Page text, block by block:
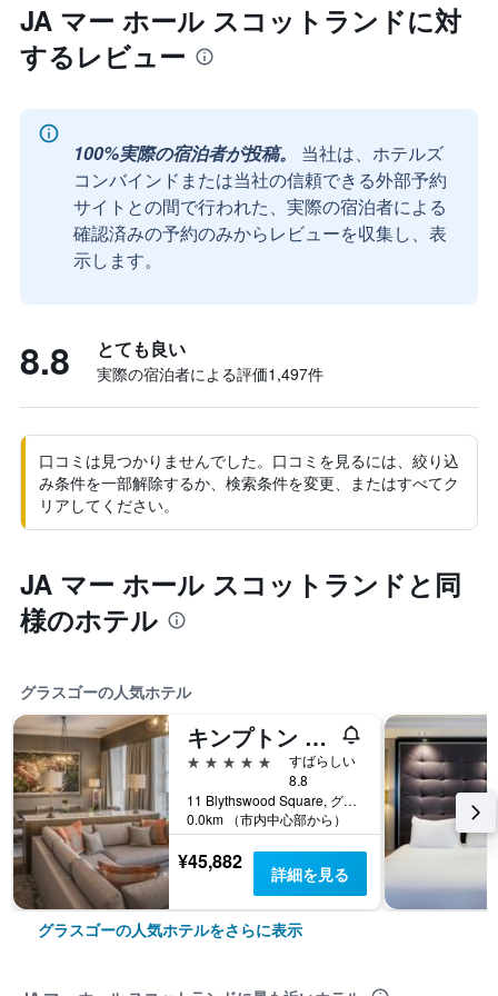
JA マー ホール スコットランドに対
するレビュー
100%実際の宿泊者が投稿。
当社は、ホテルズ
コンバインドまたは当社の信頼できる外部予約
サイトとの間で行われた、実際の宿泊者による
確認済みの予約のみからレビューを収集し、表
示します。
8.8 とても良い
実際の宿泊者による評価1,497​件
口コミは見つかりませんでした。口コミを見るには、絞り込
み条件を一部解除するか、検索条件を変更、またはすべてク
リアしてください。
JA マー ホール スコットランドと同
様のホテル
グラスゴーの人気ホテル
キンプトン ブライスウッド ホテル & スパ by IHG
5つ星
すばらしい
8.8
11 Blythswood Square, グラスゴー, イギリス
0.0km （市内中心部から）
¥45,882 詳細を見る
グラスゴーの人気ホテルをさらに表示